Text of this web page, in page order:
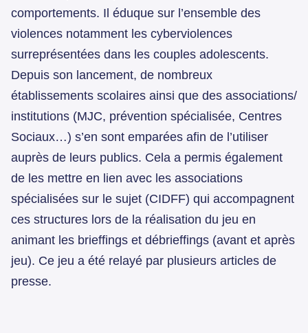
comportements. Il éduque sur l’ensemble des
violences notamment les cyberviolences
surreprésentées dans les couples adolescents.
Depuis son lancement, de nombreux
établissements scolaires ainsi que des associations/
institutions (MJC, prévention spécialisée, Centres
Sociaux…) s’en sont emparées afin de l’utiliser
auprès de leurs publics. Cela a permis également
de les mettre en lien avec les associations
spécialisées sur le sujet (CIDFF) qui accompagnent
ces structures lors de la réalisation du jeu en
animant les brieffings et débrieffings (avant et après
jeu). Ce jeu a été relayé par plusieurs articles de
presse.